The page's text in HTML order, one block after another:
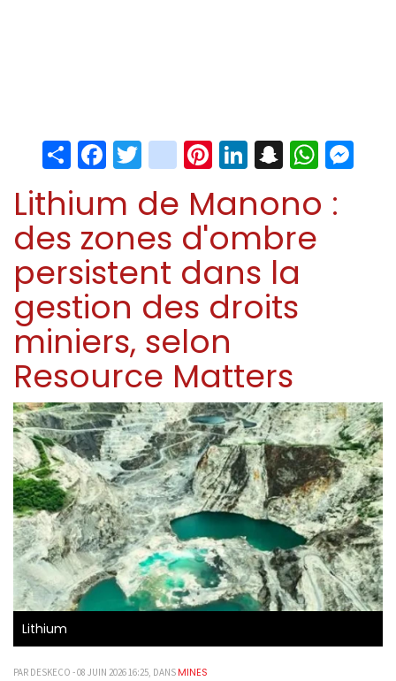
ShareFacebook
Twitter
instagram
Pinterest
LinkedIn
Snapchat
Lithium de Manono :
des zones d'ombre
persistent dans la
gestion des droits
miniers, selon
Resource Matters
Lithium
PAR DESKECO - 08 JUIN 2026 16:25, DANS MINES